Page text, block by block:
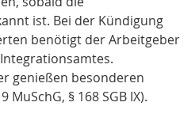
ist. Bei der Kündigung
benötigt der Arbeitgeber
genießen besonderen
MuSchG, § 168 SGB IX).